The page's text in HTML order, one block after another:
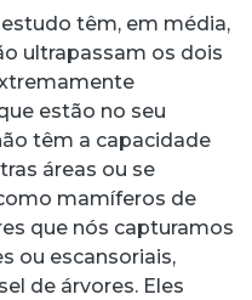
têm, em média,
ultrapassam os dois
estão no seu
têm a capacidade
áreas ou se
mamíferos de
que nós capturamos
ou escansoriais,
de árvores. Eles